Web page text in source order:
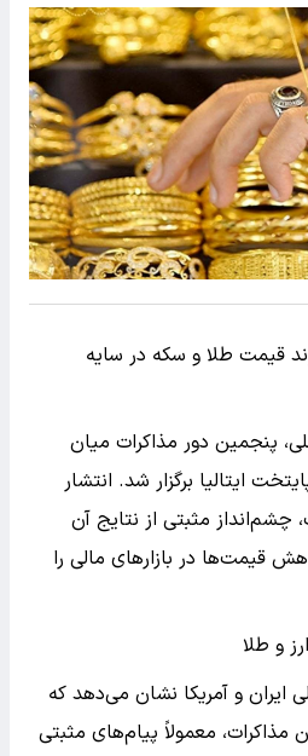
قیمت طلا و سکه در سایه
پنجمین دور مذاکرات میان
ایتالیا برگزار شد. انتشار
مثبتی از نتایج آن
قیمت‌ها در بازارهای مالی را
و طلا
ایران و آمریکا نشان می‌دهد که
معمولاً پیام‌های مثبتی